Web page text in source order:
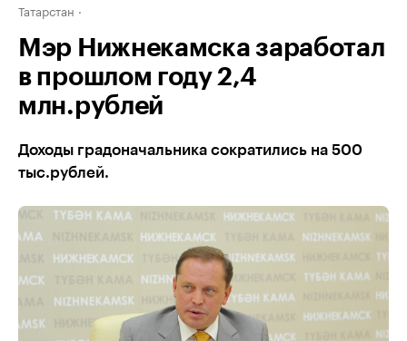
Татарстан
Мэр Нижнекамска заработал
в прошлом году 2,4
млн.рублей
Доходы градоначальника сократились на 500
тыс.рублей.